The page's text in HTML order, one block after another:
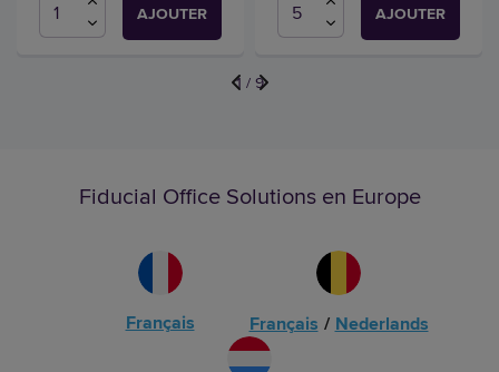
AJOUTER AJOUTER
1 / 9
Fiducial Office Solutions en Europe
Français Français / Nederlands